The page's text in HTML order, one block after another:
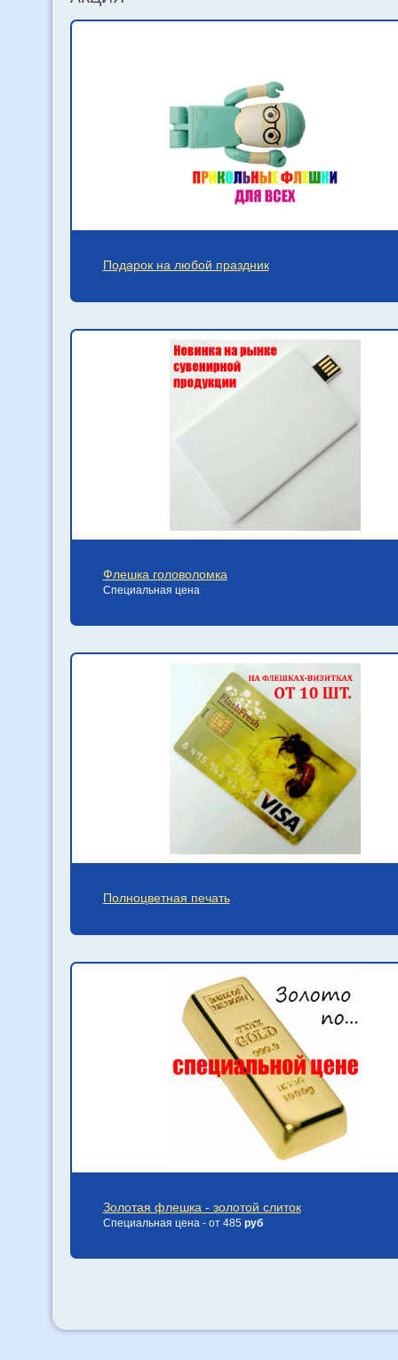
Подарок на любой праздник
Флешка головоломка
Специальная цена
Полноцветная печать
Золотая флешка - золотой слиток
Специальная цена - от 485 руб